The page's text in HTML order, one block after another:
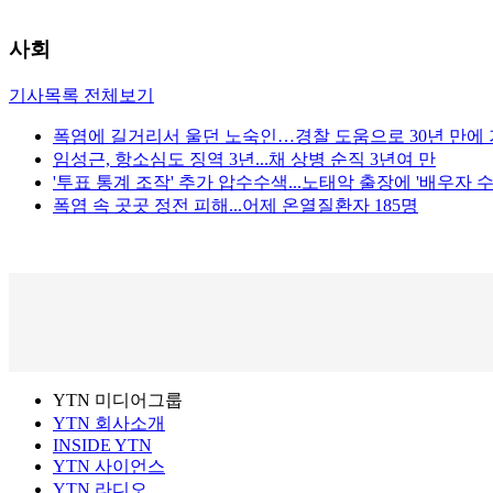
사회
기사목록 전체보기
폭염에 길거리서 울던 노숙인…경찰 도움으로 30년 만에
임성근, 항소심도 징역 3년...채 상병 순직 3년여 만
'투표 통계 조작' 추가 압수수색...노태악 출장에 '배우자
폭염 속 곳곳 정전 피해...어제 온열질환자 185명
YTN 미디어그룹
YTN 회사소개
INSIDE YTN
YTN 사이언스